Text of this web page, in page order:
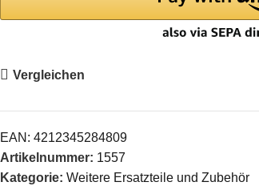
Vergleichen
EAN: 4212345284809
Artikelnummer: 1557
Kategorie: Weitere Ersatzteile und Zubehör